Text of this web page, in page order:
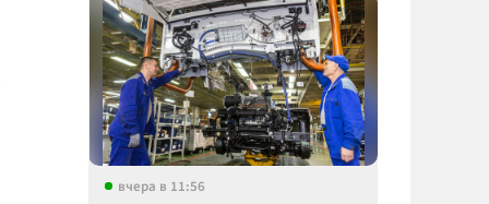
вчера в 11:56